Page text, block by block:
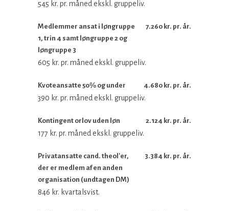
545 kr. pr. måned ekskl. gruppeliv.
Medlemmer ansat i løngruppe
1, trin 4 samt løngruppe 2 og
løngruppe 3
7.260 kr. pr. år.
605 kr. pr. måned ekskl. gruppeliv.
Kvoteansatte 50% og under 4.680 kr. pr. år.
390 kr. pr. måned ekskl. gruppeliv.
Kontingent orlov uden løn 2.124 kr. pr. år.
177 kr. pr. måned ekskl. gruppeliv.
Privatansatte cand. theol'er,
der er medlem af en anden
organisation (undtagen DM)
3.384 kr. pr. år.
846 kr. kvartalsvist.